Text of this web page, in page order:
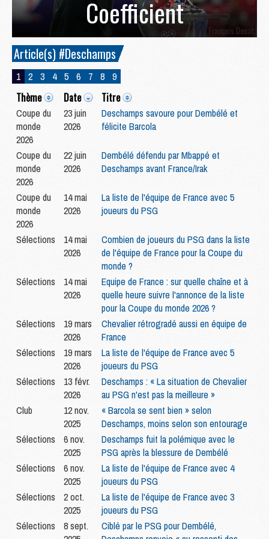
Coefficient
Article(s) #Deschamps
1 2 3 4 5 6 7 8 9
Thème Date Titre
Coupe du
monde
2026
23 juin
2026
Deschamps savoure pour Dembélé et
félicite Barcola
Coupe du
monde
2026
22 juin
2026
Dembélé défendu par Mbappé et
Deschamps avant France/Irak
Coupe du
monde
2026
14 mai
2026
La liste de l'équipe de France avec 5
joueurs du PSG
Sélections
14 mai
2026
Combien de joueurs du PSG dans la liste
de l'équipe de France pour la Coupe du
monde ?
Sélections
14 mai
2026
Equipe de France : sur quelle chaîne et à
quelle heure suivre l'annonce de la liste
pour la Coupe du monde 2026 ?
Sélections
19 mars
2026
Chevalier rétrogradé aussi en équipe de
France
Sélections
19 mars
2026
La liste de l'équipe de France avec 5
joueurs du PSG
Sélections
13 févr.
2026
Deschamps : « La situation de Chevalier
au PSG n'est pas la meilleure »
Club
12 nov.
2025
« Barcola se sent bien » selon
Deschamps, moins selon son entourage
Sélections
6 nov.
2025
Deschamps fuit la polémique avec le
PSG après la blessure de Dembélé
Sélections
6 nov.
2025
La liste de l'équipe de France avec 4
joueurs du PSG
Sélections
2 oct.
2025
La liste de l'équipe de France avec 3
joueurs du PSG
Sélections
8 sept.
Ciblé par le PSG pour Dembélé,